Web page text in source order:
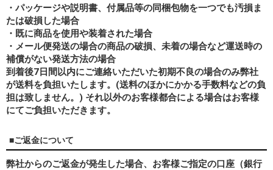
・パッケージや説明書、付属品等の同梱包物を一つでも汚損ま
たは破損した場合
・既に商品を使用や装着された場合
・メール便発送の場合の商品の破損、未着の場合など運送時の
補償がない発送方法の場合
到着後7日間以内にご連絡いただいた初期不良の場合のみ弊社
が送料を負担いたします。(送料のほかにかかる手数料などの負
担は致しません。) それ以外のお客様都合による場合はお客様
にてご負担いただきます。
■ご返金について
弊社からのご返金が発生した場合、お客様ご指定の口座（銀行